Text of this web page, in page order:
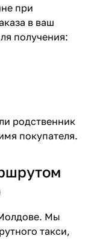
при
в ваш
получения:
родственник
покупателя.
Мы
такси,